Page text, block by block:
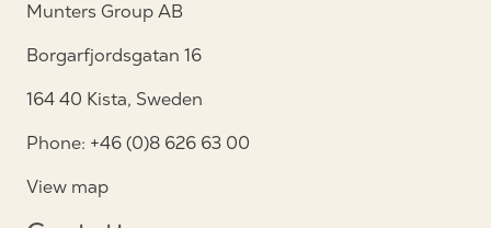
Munters Group AB
Borgarfjordsgatan 16
164 40 Kista, Sweden
Phone: +46 (0)8 626 63 00
View map